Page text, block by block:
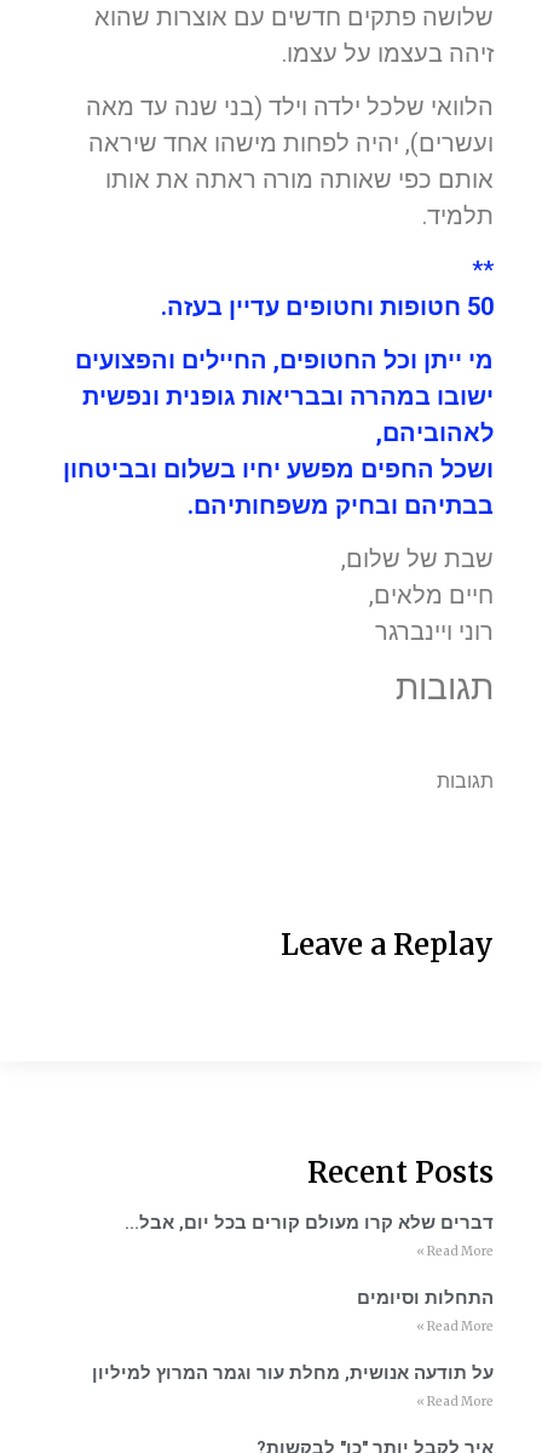
שלושה פתקים חדשים עם אוצרות שהוא
זיהה בעצמו על עצמו.
הלוואי שלכל ילדה וילד (בני שנה עד מאה
ועשרים), יהיה לפחות מישהו אחד שיראה
אותם כפי שאותה מורה ראתה את אותו
תלמיד.
**
50 חטופות וחטופים עדיין בעזה.
מי ייתן וכל החטופים, החיילים והפצועים
ישובו במהרה ובבריאות גופנית ונפשית
לאהוביהם,
ושכל החפים מפשע יחיו בשלום ובביטחון
בבתיהם ובחיק משפחותיהם.
שבת של שלום,
חיים מלאים,
רוני ויינברגר
תגובות
תגובות
Leave a Replay
Recent Posts
דברים שלא קרו מעולם קורים בכל יום, אבל…
Read More »
התחלות וסיומים
Read More »
על תודעה אנושית, מחלת עור וגמר המרוץ למיליון
Read More »
איך לקבל יותר "כן" לבקשות?